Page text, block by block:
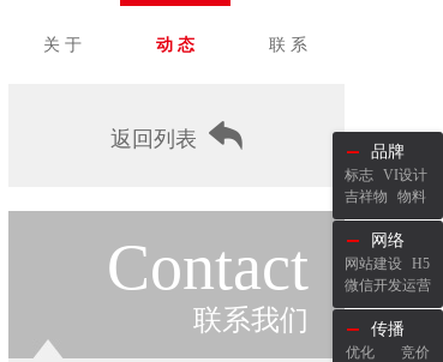
关 于 动 态 联 系
返回列表
Contact
联系我们
品牌
标志 VI设计
吉祥物
物料
网络
网站建设 H5
微信开发运营
传播
优化
竞价